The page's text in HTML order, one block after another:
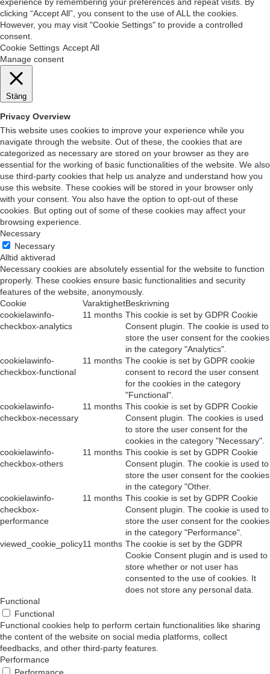
clicking “Accept All”, you consent to the use of ALL the cookies.
However, you may visit "Cookie Settings" to provide a controlled
consent.
Cookie Settings Accept All
Manage consent
Stäng
Privacy Overview
This website uses cookies to improve your experience while you
navigate through the website. Out of these, the cookies that are
categorized as necessary are stored on your browser as they are
essential for the working of basic functionalities of the website. We also
use third-party cookies that help us analyze and understand how you
use this website. These cookies will be stored in your browser only
with your consent. You also have the option to opt-out of these
cookies. But opting out of some of these cookies may affect your
browsing experience.
Necessary
Necessary
Alltid aktiverad
Necessary cookies are absolutely essential for the website to function
properly. These cookies ensure basic functionalities and security
features of the website, anonymously.
Cookie
VaraktighetBeskrivning
cookielawinfo-
checkbox-analytics
11 months This cookie is set by GDPR Cookie
Consent plugin. The cookie is used to
store the user consent for the cookies
in the category "Analytics".
cookielawinfo-
checkbox-functional
11 months The cookie is set by GDPR cookie
consent to record the user consent
for the cookies in the category
"Functional".
cookielawinfo-
checkbox-necessary
11 months This cookie is set by GDPR Cookie
Consent plugin. The cookies is used
to store the user consent for the
cookies in the category "Necessary".
cookielawinfo-
checkbox-others
11 months This cookie is set by GDPR Cookie
Consent plugin. The cookie is used to
store the user consent for the cookies
in the category "Other.
cookielawinfo-
checkbox-
performance
11 months This cookie is set by GDPR Cookie
Consent plugin. The cookie is used to
store the user consent for the cookies
in the category "Performance".
viewed_cookie_policy11 months The cookie is set by the GDPR
Cookie Consent plugin and is used to
store whether or not user has
consented to the use of cookies. It
does not store any personal data.
Functional
Functional
Functional cookies help to perform certain functionalities like sharing
the content of the website on social media platforms, collect
feedbacks, and other third-party features.
Performance